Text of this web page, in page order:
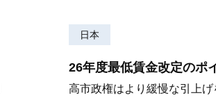
日本
26年度最低賃金改定のポ
高市政権はより緩慢な引上